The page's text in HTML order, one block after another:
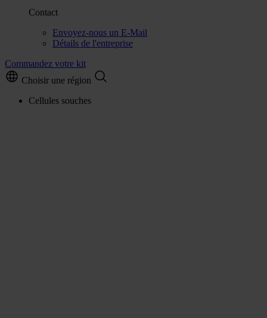
Contact
Envoyez-nous un E-Mail
Détails de l'entreprise
Commandez votre kit
Choisir une région
Cellules souches